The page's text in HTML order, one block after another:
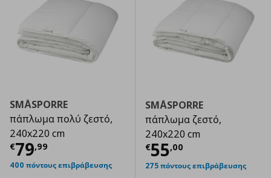
SMÅSPORRE
πάπλωμα πολύ ζεστό,
240x220 cm
€79,99
Τρέχουσα τιμή € 79,99
400 πόντους επιβράβευσης
SMÅSPORRE
πάπλωμα ζεστό,
240x220 cm
€55,00
Τρέχουσα
275 πόντους επιβράβευσης